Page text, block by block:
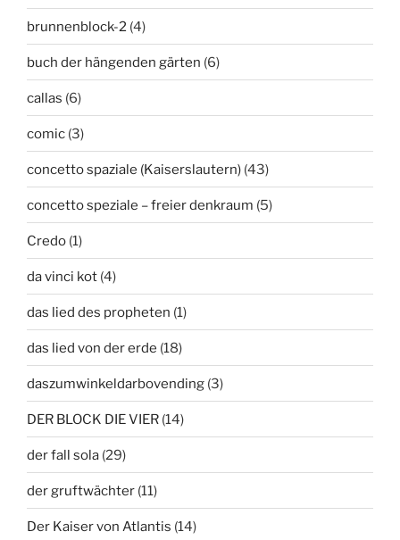
brunnenblock-2 (4)
buch der hängenden gärten (6)
callas (6)
comic (3)
concetto spaziale (Kaiserslautern) (43)
concetto speziale – freier denkraum (5)
Credo (1)
da vinci kot (4)
das lied des propheten (1)
das lied von der erde (18)
daszumwinkeldarbovending (3)
DER BLOCK DIE VIER (14)
der fall sola (29)
der gruftwächter (11)
Der Kaiser von Atlantis (14)